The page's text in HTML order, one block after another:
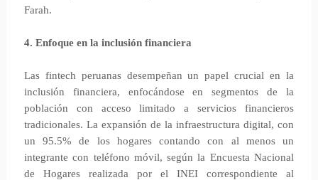
Farah.
4. Enfoque en la inclusión financiera
Las fintech peruanas desempeñan un papel crucial en la
inclusión financiera, enfocándose en segmentos de la
población con acceso limitado a servicios financieros
tradicionales. La expansión de la infraestructura digital, con
un 95.5% de los hogares contando con al menos un
integrante con teléfono móvil, según la Encuesta Nacional
de Hogares realizada por el INEI correspondiente al